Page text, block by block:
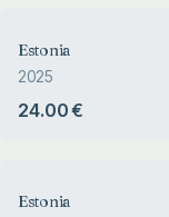
Estonia
2025
24.00 €
Estonia